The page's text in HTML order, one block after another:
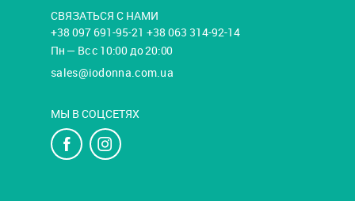
СВЯЗАТЬСЯ С НАМИ
+38 097 691-95-21 +38 063 314-92-14
Пн — Вс с 10:00 до 20:00
sales@iodonna.com.ua
МЫ В СОЦСЕТЯХ